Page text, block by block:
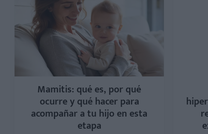
Mamitis: qué es, por qué
ocurre y qué hacer para
acompañar a tu hijo en esta
etapa